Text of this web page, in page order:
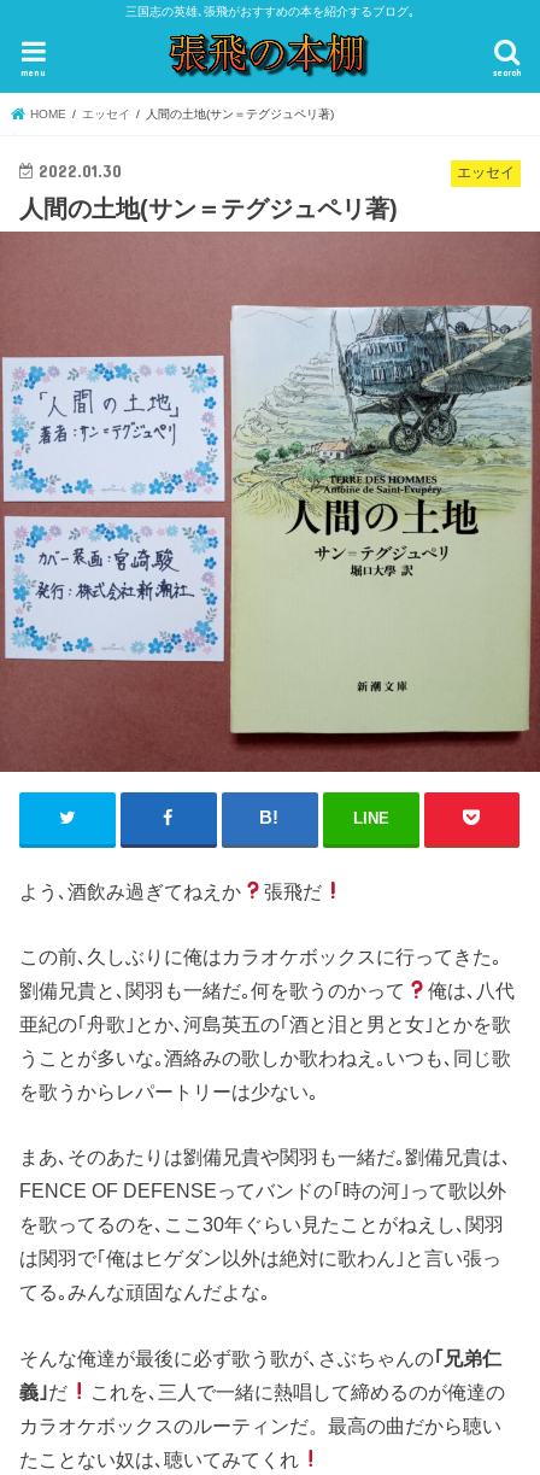
三国志の英雄､張飛がおすすめの本を紹介するブログ｡
search
menu
HOME エッセイ 人間の土地(サン＝テグジュペリ著)
エッセイ
2022.01.30
人間の土地(サン＝テグジュペリ著)
LINE
よう､酒飲み過ぎてねえか 張飛だ
この前､久しぶりに俺はカラオケボックスに行ってきた｡
劉備兄貴と､関羽も一緒だ｡何を歌うのかって
俺は､八代
亜紀の｢舟歌｣とか､河島英五の｢酒と泪と男と女｣とかを歌
うことが多いな｡酒絡みの歌しか歌わねえ｡いつも､同じ歌
を歌うからレパートリーは少ない｡
まあ､そのあたりは劉備兄貴や関羽も一緒だ｡劉備兄貴は､
FENCE OF DEFENSEってバンドの｢時の河｣って歌以外
を歌ってるのを､ここ30年ぐらい見たことがねえし､関羽
は関羽で｢俺はヒゲダン以外は絶対に歌わん｣と言い張っ
てる｡みんな頑固なんだよな｡
そんな俺達が最後に必ず歌う歌が､さぶちゃんの｢兄弟仁
義｣だ
これを､三人で一緒に熱唱して締めるのが俺達の
カラオケボックスのルーティンだ。最高の曲だから聴い
たことない奴は､聴いてみてくれ